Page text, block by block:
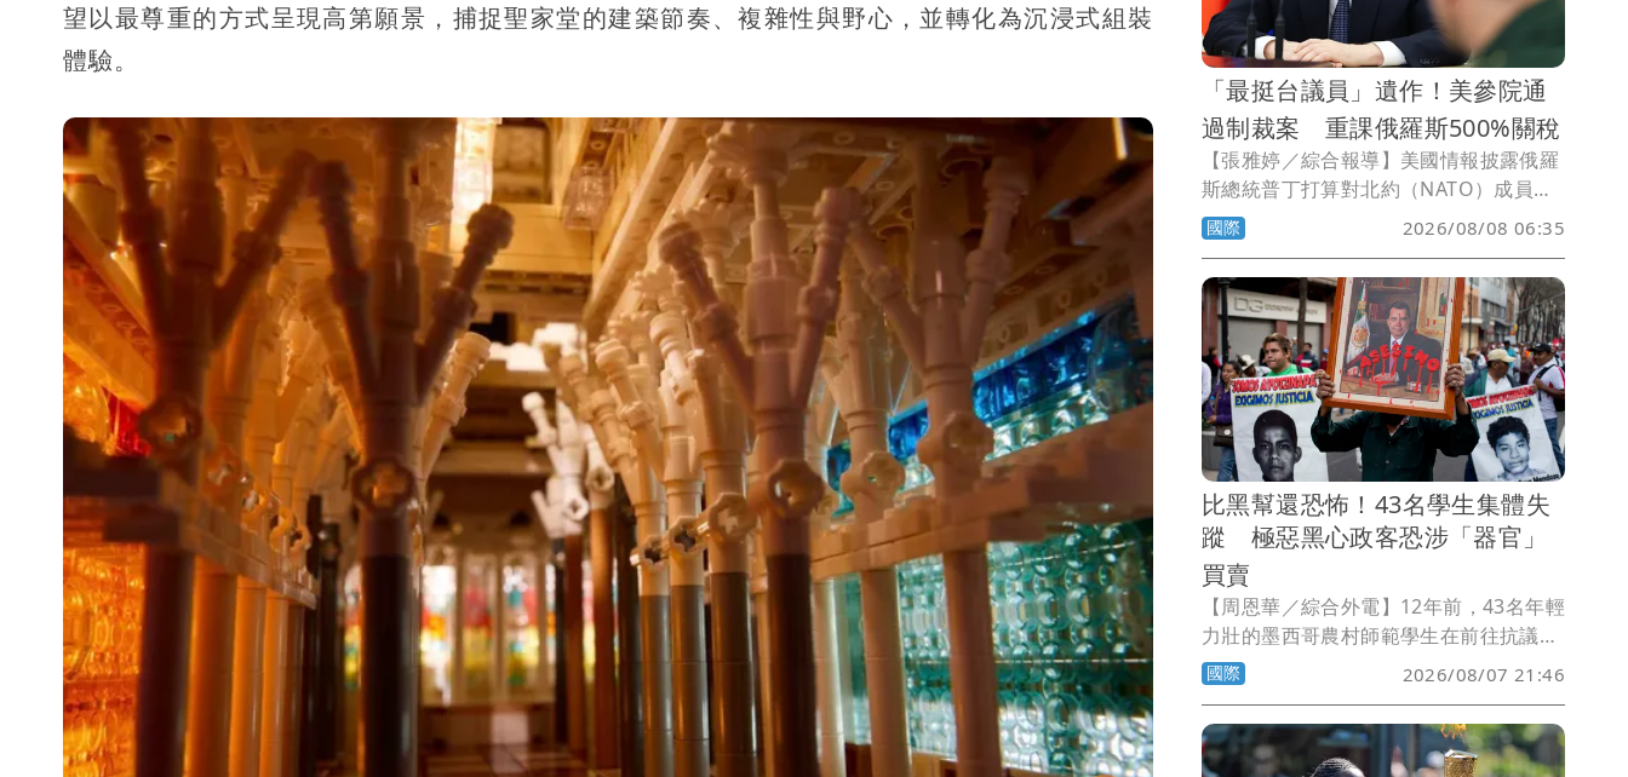
望以最尊重的方式呈現高第願景，捕捉聖家堂的建築節奏、複雜性與野心，並轉化為沉浸式組裝
體驗。
「最挺台議員」遺作！美參院通
過制裁案 重課俄羅斯500%關稅
【張雅婷／綜合報導】美國情報披露俄羅
斯總統普丁打算對北約（NATO）成員國
發動攻擊，震驚歐洲，美國總統川普正醞
釀對俄羅斯實施嚴厲制裁，課徵高達
500%的關稅，如今法案已經在聯邦參議
院表決通過。
國際 2026/08/08 06:35
比黑幫還恐怖！43名學生集體失
蹤 極惡黑心政客恐涉「器官」
買賣
【周恩華／綜合外電】12年前，43名年輕
力壯的墨西哥農村師範學生在前往抗議政
府貪腐無能的途中，遭到警察攔下，警方
當場打死了6名目擊者，至於這43名學生
則被帶走後就此失蹤。12年來，學生家長
苦尋不果，甚至有人向勢力龐大的黑幫詢
國際 2026/08/07 21:46